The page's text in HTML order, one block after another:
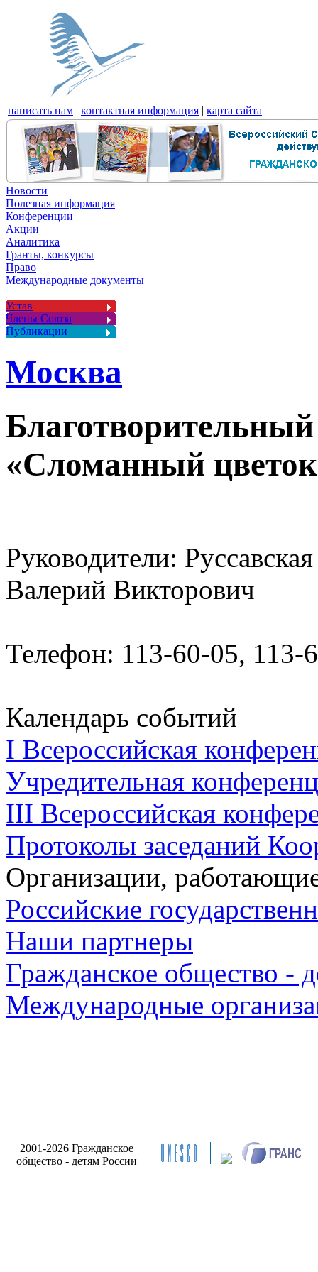
написать нам | контактная информация | карта сайта
Новости
Полезная информация
Конференции
Акции
Аналитика
Гранты, конкурсы
Право
Международные документы
Устав
Члены Союза
Публикации
Москва
«Сломанный
Руководители:
Валерий Викторович
Телефон: 113-60-05, 113-
Календарь событий
I Всероссийская
Учредительная
III Всероссийская
Протоколы заседаний
Организации,
Российские
Наши партнеры
Гражданское общество -
Международные
2001-2026 Гражданское
общество - детям России